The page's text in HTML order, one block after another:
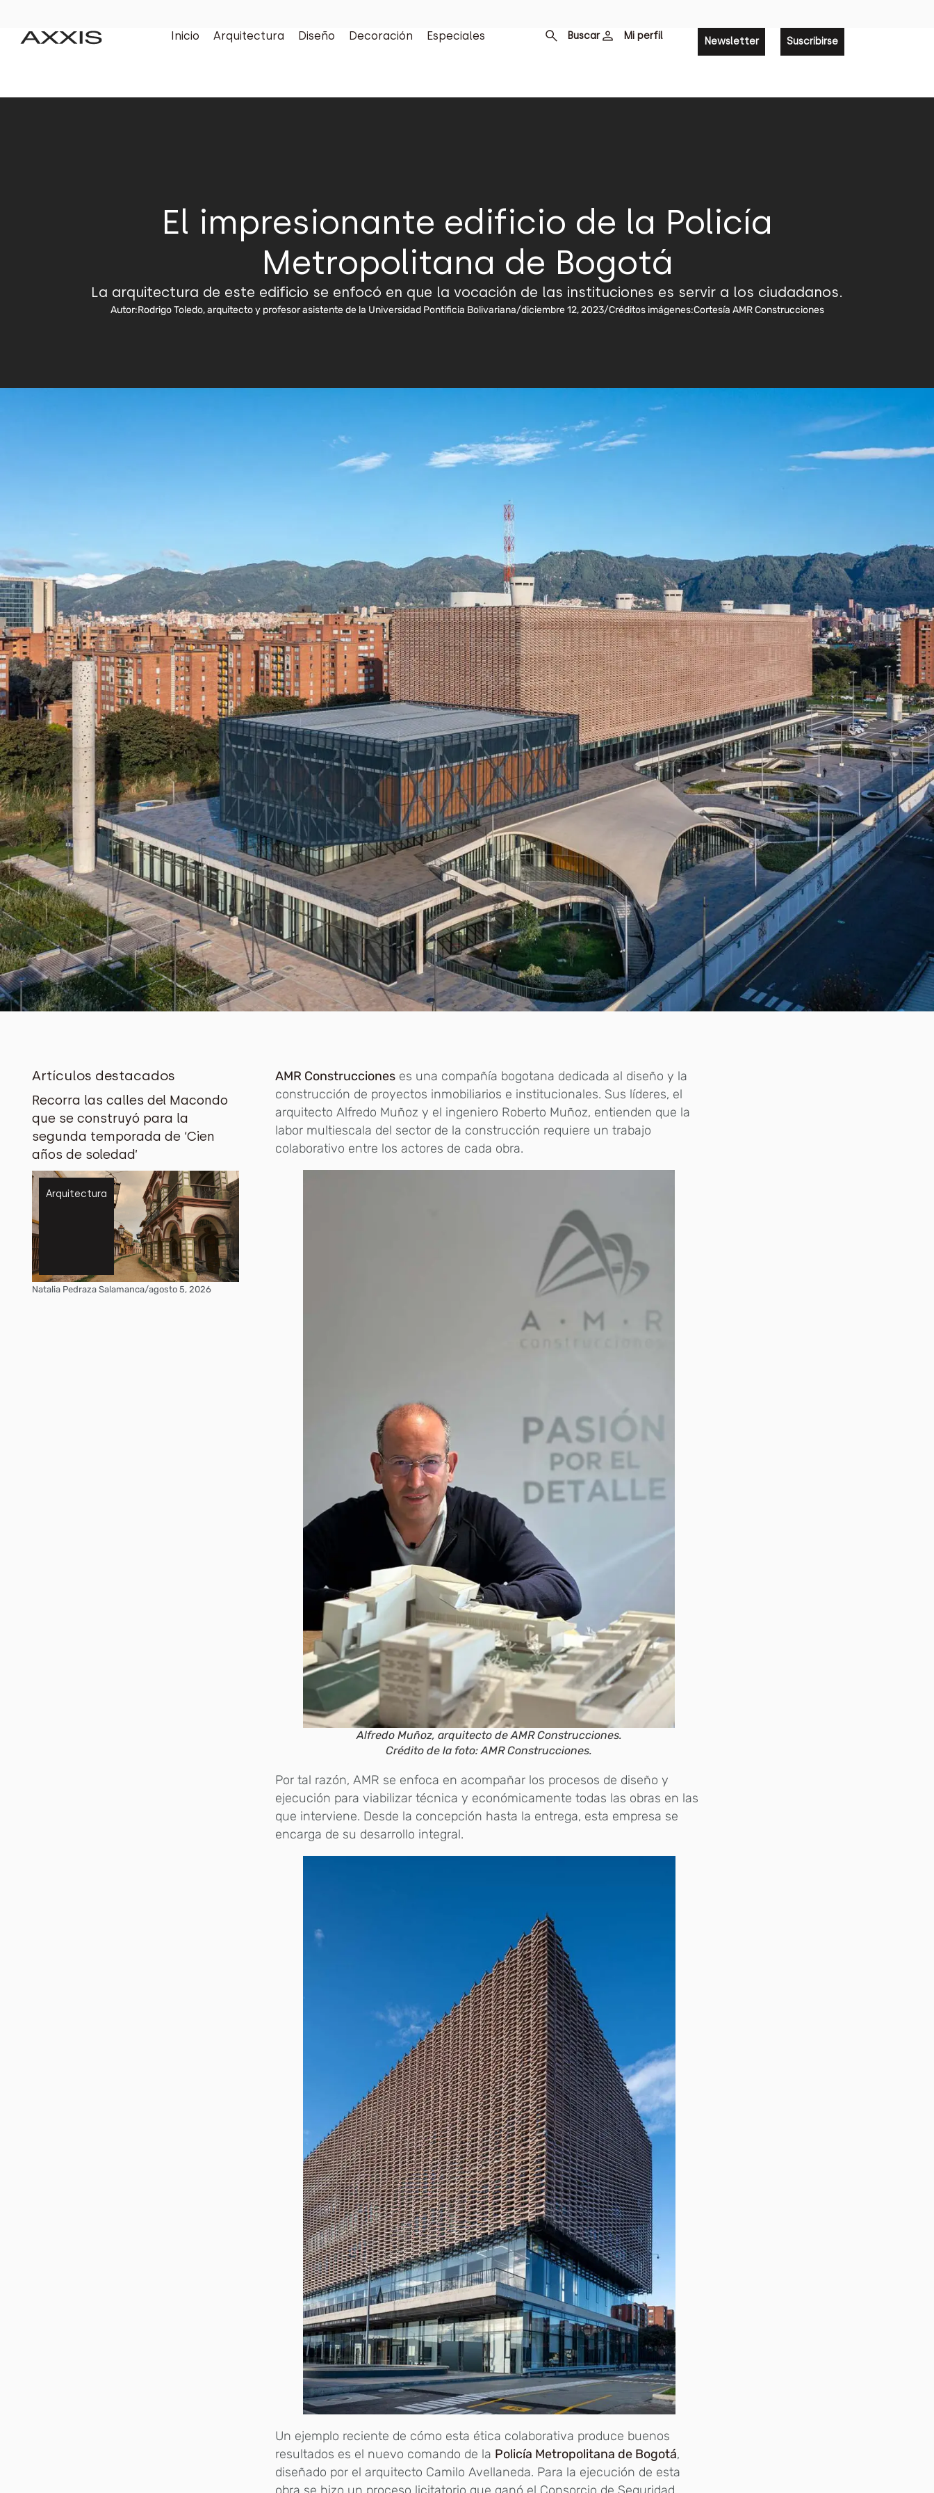
Inicio Arquitectura Diseño Decoración Especiales Buscar Mi perfil Newsletter Suscribirse
El impresionante edificio de la Policía
Metropolitana de Bogotá
La arquitectura de este edificio se enfocó en que la vocación de las instituciones es servir a los ciudadanos.
Autor:Rodrigo Toledo, arquitecto y profesor asistente de la Universidad Pontificia Bolivariana/diciembre 12, 2023/Créditos imágenes:Cortesía AMR Construcciones
Artículos destacados
Recorra las calles del Macondo
que se construyó para la
segunda temporada de ‘Cien
años de soledad’
Arquitectura
Natalia Pedraza Salamanca/agosto 5, 2026
AMR Construcciones es una compañía bogotana dedicada al diseño y la
construcción de proyectos inmobiliarios e institucionales. Sus líderes, el
arquitecto Alfredo Muñoz y el ingeniero Roberto Muñoz, entienden que la
labor multiescala del sector de la construcción requiere un trabajo
colaborativo entre los actores de cada obra.
Alfredo Muñoz, arquitecto de AMR Construcciones.
Crédito de la foto: AMR Construcciones.
Por tal razón, AMR se enfoca en acompañar los procesos de diseño y
ejecución para viabilizar técnica y económicamente todas las obras en las
que interviene. Desde la concepción hasta la entrega, esta empresa se
encarga de su desarrollo integral.
Un ejemplo reciente de cómo esta ética colaborativa produce buenos
resultados es el nuevo comando de la Policía Metropolitana de Bogotá,
diseñado por el arquitecto Camilo Avellaneda. Para la ejecución de esta